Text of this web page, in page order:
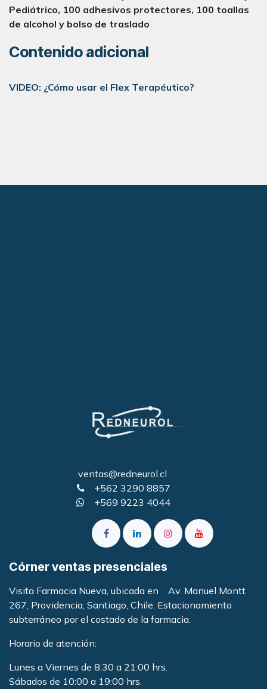
Pediátrico, 100 adhesivos protectores, 100 toallas
de alcohol y bolso de traslado
Contenido adicional
VIDEO: ¿Cómo usar el Flex Terapéutico?
ventas@redneurol.cl
+562 3290 8857
+569 9223 4044
Córner ventas presenciales
Visita Farmacia Nueva, ubicada en Av. Manuel Montt
267, Providencia, Santiago, Chile. Estacionamiento
subterráneo por el costado de la farmacia
Horario de atención:
Lunes a Viernes de 8:30 a 21:00 hrs.
Sábados de 10:00 a 19:00 hrs.